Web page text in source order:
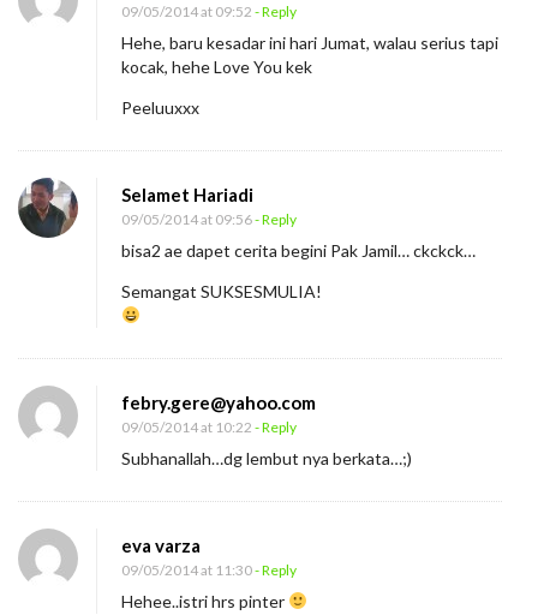
09/05/2014 at 09:52 - Reply
Hehe, baru kesadar ini hari Jumat, walau serius tapi
kocak, hehe Love You kek
Peeluuxxx
Selamet Hariadi
09/05/2014 at 09:56- Reply
bisa2 ae dapet cerita begini Pak Jamil… ckckck…
Semangat SUKSESMULIA!
febry.gere@yahoo.com
09/05/2014 at 10:22 - Reply
Subhanallah…dg lembut nya berkata…;)
eva varza
09/05/2014 at 11:30- Reply
Hehee..istri hrs pinter